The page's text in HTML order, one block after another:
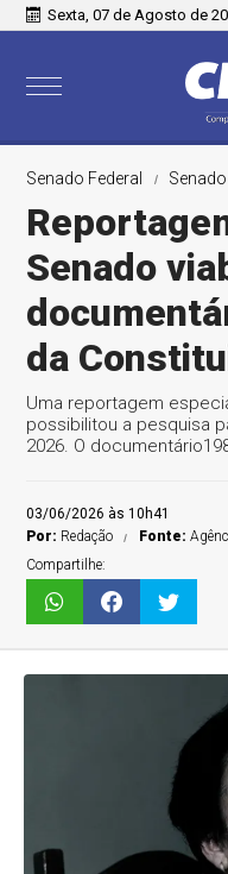
Sexta, 07 de Agosto de
Senado Federal Senado
Senado
da
Uma reportagem
possibilitou a pesquisa
2026. O
03/06/2026 às 10h41
Por: Redação Fonte:
Compartilhe: